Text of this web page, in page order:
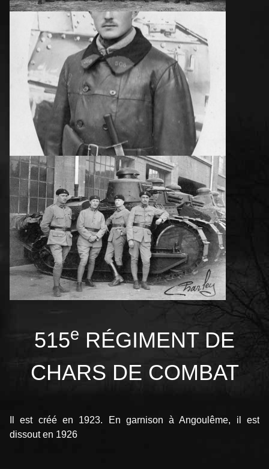
515e RÉGIMENT DE
CHARS DE COMBAT
Il est créé en 1923. En garnison à Angoulême, il est
dissout en 1926